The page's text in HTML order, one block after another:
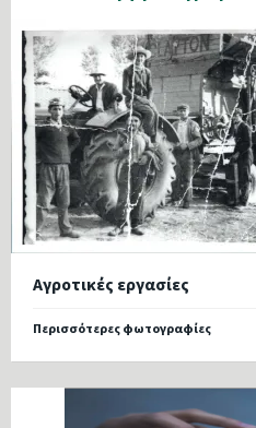
Αγροτικές εργασίες
Περισσότερες φωτογραφίες